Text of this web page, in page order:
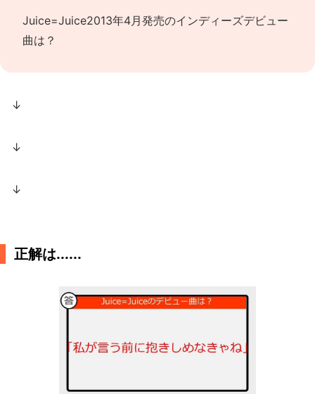
Juice=Juice2013年4月発売のインディーズデビュー
曲は？
↓
↓
↓
正解は......